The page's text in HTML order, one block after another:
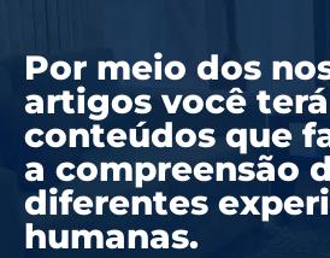
Por meio dos
artigos você
conteúdos que
a compreensão
diferentes
humanas.